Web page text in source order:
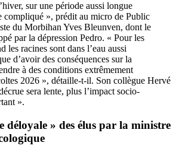
sur une période aussi longue
compliqué », prédit au micro de Public
du Morbihan Yves Bleunven, dont le
par la dépression Pedro. « Pour les
les racines sont dans l’eau aussi
d’avoir des conséquences sur la
à des conditions extrêmement
2026 », détaille-t-il. Son collègue Hervé
sera lente, plus l’impact socio-
».
déloyale » des élus par la ministre